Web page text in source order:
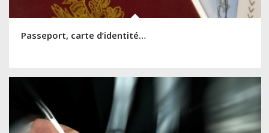
Passeport, carte d’identité…